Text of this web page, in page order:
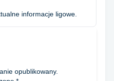
informacje ligowe.
opublikowany.